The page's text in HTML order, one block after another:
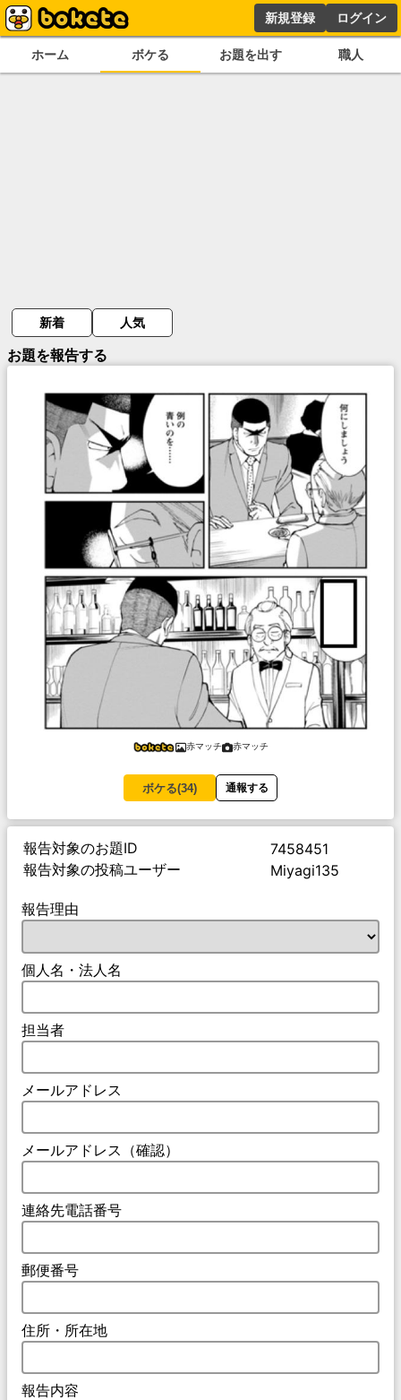
新規登録 ログイン
ホーム ボケる お題を出す 職人
新着 人気
お題を報告する
赤マッチ 赤マッチ
ボケる(34) 通報する
報告対象のお題ID
7458451
報告対象の投稿ユーザー
Miyagi135
報告理由
個人名・法人名
担当者
メールアドレス
メールアドレス（確認）
連絡先電話番号
郵便番号
住所・所在地
報告内容